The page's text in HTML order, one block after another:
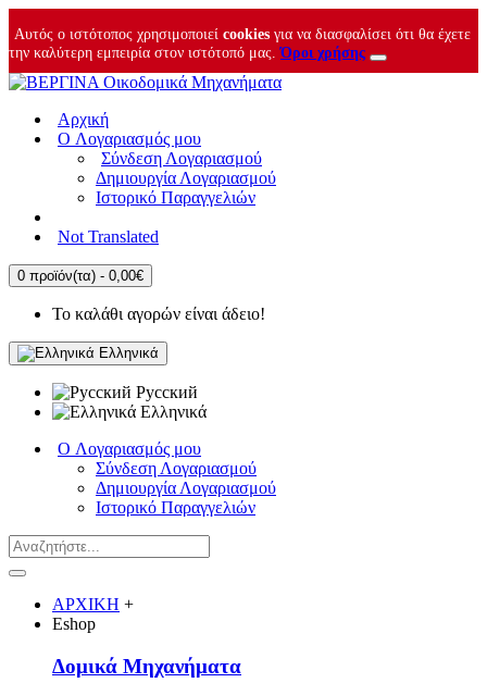
Αυτός ο ιστότοπος χρησιμοποιεί cookies για να διασφαλίσει ότι θα έχετε
την καλύτερη εμπειρία στον ιστότοπό μας.Όροι χρήσης
Αρχική
O Λογαριασμός μου
Σύνδεση Λογαριασμού
Δημιουργία Λογαριασμού
Ιστορικό Παραγγελιών
Not Translated
0 προϊόν(τα) - 0,00€
Το καλάθι αγορών είναι άδειο!
Ελληνικά
Русский
Ελληνικά
O Λογαριασμός μου
Σύνδεση Λογαριασμού
Δημιουργία Λογαριασμού
Ιστορικό Παραγγελιών
ΑΡΧΙΚΗ +
Eshop
Δομικά Μηχανήματα